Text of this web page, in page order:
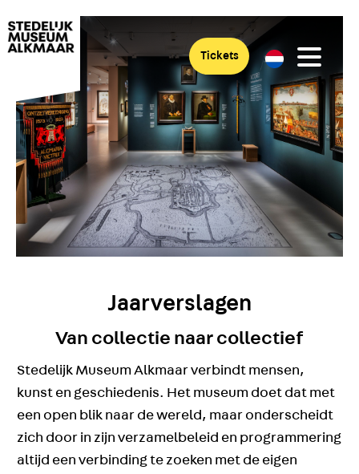
Tickets
Jaarverslagen
Van collectie naar collectief
Stedelijk Museum Alkmaar verbindt mensen,
kunst en geschiedenis. Het museum doet dat met
een open blik naar de wereld, maar onderscheidt
zich door in zijn verzamelbeleid en programmering
altijd een verbinding te zoeken met de eigen